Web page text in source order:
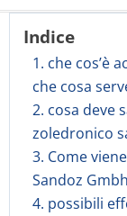
Indice
1. che cos’è
che cosa
2. cosa deve
zoledronico
3. Come
Sandoz Gmbh
4. possibili